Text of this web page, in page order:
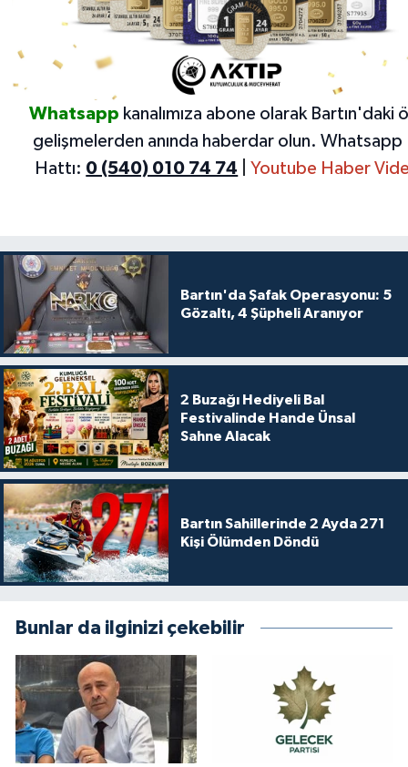
Whatsapp kanalımıza abone olarak Bartın'daki
gelişmelerden anında haberdar olun. Whatsapp
Hattı: 0 (540) 010 74 74 Youtube Haber
Bartın'da Şafak Operasyonu: 5
Gözaltı, 4 Şüpheli Aranıyor
2 Buzağı Hediyeli Bal
Festivalinde Hande Ünsal
Sahne Alacak
Bartın Sahillerinde 2 Ayda 271
Kişi Ölümden Döndü
Bunlar da ilginizi çekebilir